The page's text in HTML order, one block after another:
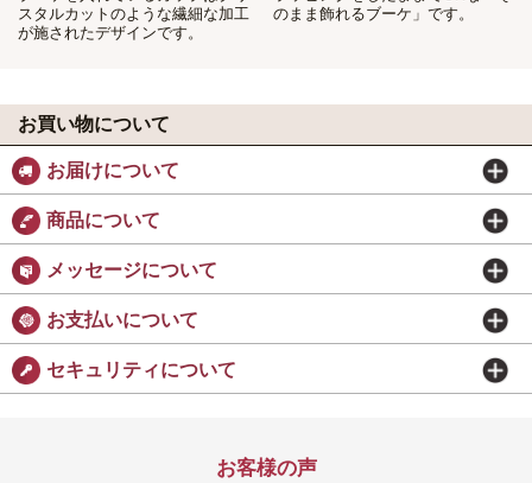
スタルカットのような繊細な加工
が施されたデザインです。
のまま飾れるブーケ」です。
お買い物について
お届けについて
商品について
メッセージについて
お支払いについて
セキュリティについて
お客様の声